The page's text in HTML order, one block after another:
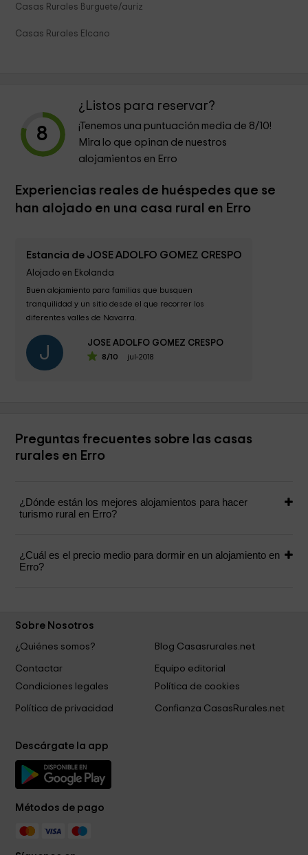
Casas Rurales Burguete/auriz
Casas Rurales Elcano
8
¿Listos para reservar?
¡Tenemos una puntuación media de 8/10!
Mira lo que opinan de nuestros
alojamientos en Erro
Experiencias reales de huéspedes que se
han alojado en una casa rural en Erro
Estancia de JOSE ADOLFO GOMEZ CRESPO
Alojado en Ekolanda
Buen alojamiento para familias que busquen
tranquilidad y un sitio desde el que recorrer los
diferentes valles de Navarra.
Se echan en falta servicios como pueden ser
supermercados...
J JOSE ADOLFO GOMEZ CRESPO
8/10 jul-2018
Preguntas frecuentes sobre las casas
rurales en Erro
¿Dónde están los mejores alojamientos para hacer
turismo rural en Erro?
¿Cuál es el precio medio para dormir en un alojamiento en
Erro?
Sobre Nosotros
¿Quiénes somos?
Blog Casasrurales.net
Contactar
Equipo editorial
Condiciones legales
Política de cookies
Política de privacidad Confianza CasasRurales.net
Descárgate la app
Métodos de pago